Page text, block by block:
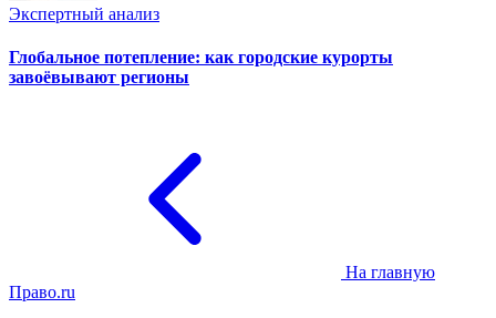
Экспертный анализ
Глобальное потепление: как городские курорты
завоёвывают регионы
На главную
Право.ru